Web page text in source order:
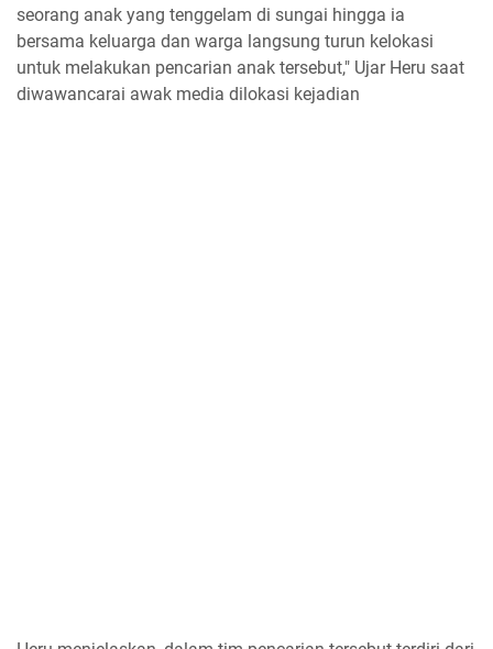
seorang anak yang tenggelam di sungai hingga ia
bersama keluarga dan warga langsung turun kelokasi
untuk melakukan pencarian anak tersebut," Ujar Heru saat
diwawancarai awak media dilokasi kejadian